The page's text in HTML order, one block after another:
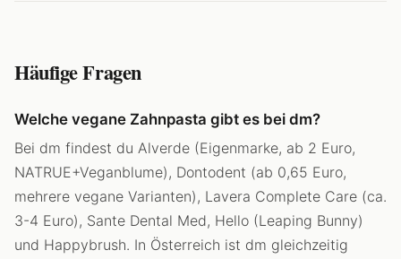
Häufige Fragen
Welche vegane Zahnpasta gibt es bei dm?
Bei dm findest du Alverde (Eigenmarke, ab 2 Euro,
NATRUE+Veganblume), Dontodent (ab 0,65 Euro,
mehrere vegane Varianten), Lavera Complete Care (ca.
3-4 Euro), Sante Dental Med, Hello (Leaping Bunny)
und Happybrush. In Österreich ist dm gleichzeitig